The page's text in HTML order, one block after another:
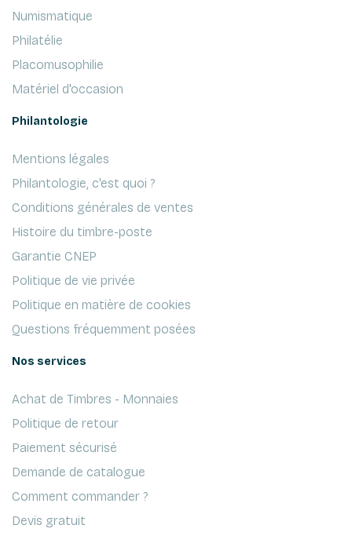
Numismatique
Philatélie
Placomusophilie
Matériel d'occasion
Philantologie
Mentions légales
Philantologie, c'est quoi ?
Conditions générales de ventes
Histoire du timbre-poste
Garantie CNEP
Politique de vie privée
Politique en matière de cookies
Questions fréquemment posées
Nos services
Achat de Timbres - Monnaies
Politique de retour
Paiement sécurisé
Demande de catalogue
Comment commander ?
Devis gratuit